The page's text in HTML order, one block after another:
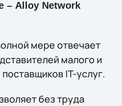
– Alloy Network
мере отвечает
малого и
IT-услуг.
без труда